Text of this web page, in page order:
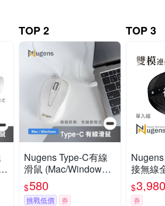
TOP 2
Nugens Type-C有線
滑鼠 (Mac/Windows/A
ndroid)
$580
挑戰低價 券
TOP 3
接無線
$3,980
券